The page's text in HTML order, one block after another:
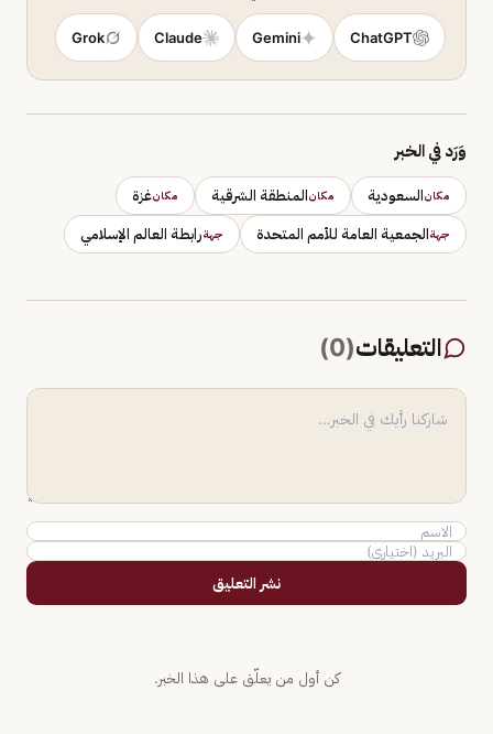
ChatGPT
Gemini
Claude
Grok
وَرَد في الخبر
مكانالسعودية مكانالمنطقة الشرقية مكانغزة
جهةالجمعية العامة للأمم المتحدة جهةرابطة العالم الإسلامي
التعليقات(
0
)
نشر التعليق
كن أول من يعلّق على هذا الخبر.